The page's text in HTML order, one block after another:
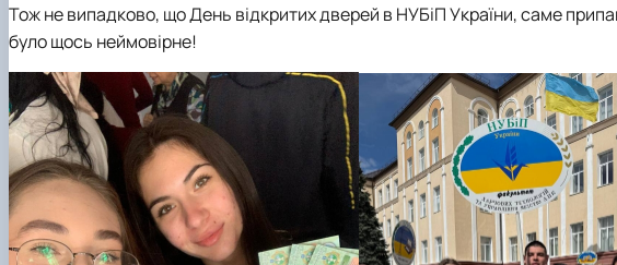
Тож не випадково, щоДень відкритих дверей в НУБіП України, саме
було щось неймовірне!